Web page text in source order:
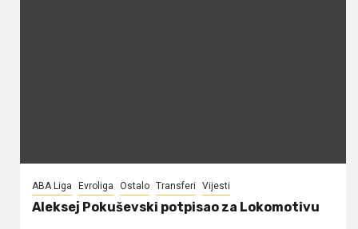
ABA Liga Evroliga Ostalo Transferi Vijesti
Aleksej Pokuševski potpisao za Lokomotivu